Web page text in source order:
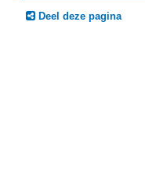
Deel deze pagina